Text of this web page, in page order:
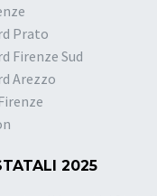
Prato
Firenze Sud
Arezzo
2025